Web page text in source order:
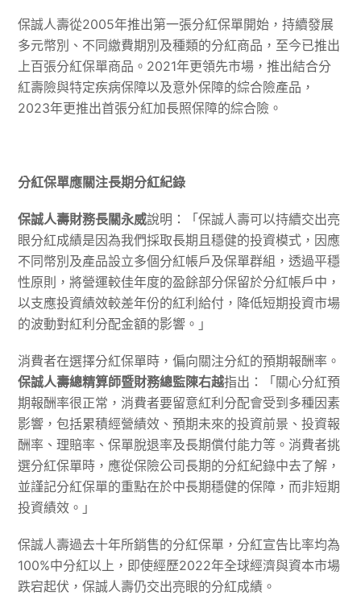
保誠人壽從2005年推出第一張分紅保單開始，持續發展
多元幣別、不同繳費期別及種類的分紅商品，至今已推出
上百張分紅保單商品。2021年更領先市場，推出結合分
紅壽險與特定疾病保障以及意外保障的綜合險產品，
2023年更推出首張分紅加長照保障的綜合險。
分紅保單應關注長期分紅紀錄
保誠人壽財務長關永威說明：「保誠人壽可以持續交出亮
眼分紅成績是因為我們採取長期且穩健的投資模式，因應
不同幣別及產品設立多個分紅帳戶及保單群組，透過平穩
性原則，將營運較佳年度的盈餘部分保留於分紅帳戶中，
以支應投資績效較差年份的紅利給付，降低短期投資市場
的波動對紅利分配金額的影響。」
消費者在選擇分紅保單時，偏向關注分紅的預期報酬率。
保誠人壽總精算師暨財務總監陳右越指出：「關心分紅預
期報酬率很正常，消費者要留意紅利分配會受到多種因素
影響，包括累積經營績效、預期未來的投資前景、投資報
酬率、理賠率、保單脫退率及長期償付能力等。消費者挑
選分紅保單時，應從保險公司長期的分紅紀錄中去了解，
並謹記分紅保單的重點在於中長期穩健的保障，而非短期
投資績效。」
保誠人壽過去十年所銷售的分紅保單，分紅宣告比率均為
100%中分紅以上，即使經歷2022年全球經濟與資本市場
跌宕起伏，保誠人壽仍交出亮眼的分紅成績。